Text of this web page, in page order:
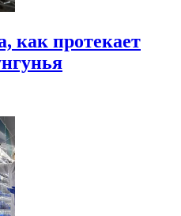
как протекает